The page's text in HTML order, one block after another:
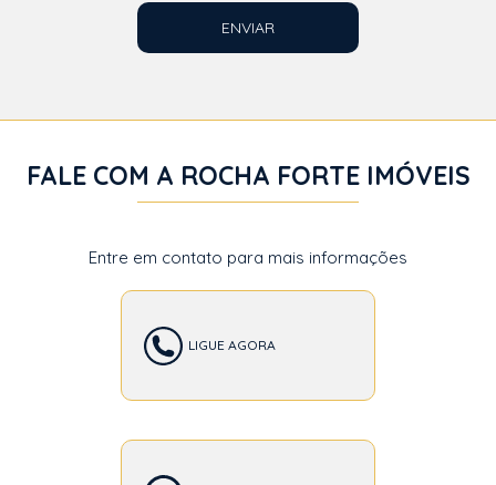
ENVIAR
FALE COM A ROCHA FORTE IMÓVEIS
Entre em contato para mais informações
LIGUE AGORA